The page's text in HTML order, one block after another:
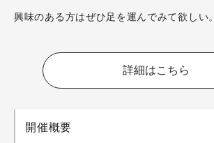
興味のある方はぜひ足を運んでみて欲しい。
詳細はこちら
開催概要